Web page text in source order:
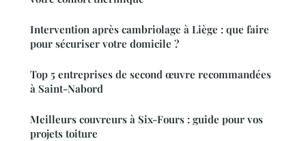
Intervention après cambriolage à Liège : que faire
pour sécuriser votre domicile ?
Top 5 entreprises de second œuvre recommandées
à Saint-Nabord
Meilleurs couvreurs à Six-Fours : guide pour vos
projets toiture